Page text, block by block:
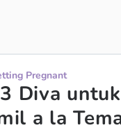
Pregnant
Diva
a la